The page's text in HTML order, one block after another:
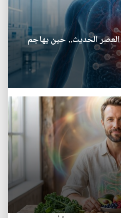
العصر الحديث.. حين يهاجم